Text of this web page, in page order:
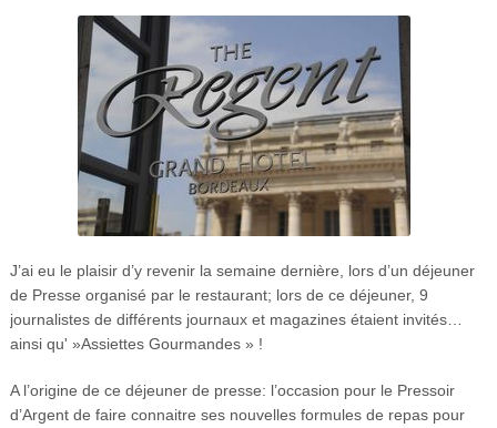
J’ai eu le plaisir d’y revenir la semaine dernière, lors d’un déjeuner
de Presse organisé par le restaurant; lors de ce déjeuner, 9
journalistes de différents journaux et magazines étaient invités…
ainsi qu' »Assiettes Gourmandes » !
A l’origine de ce déjeuner de presse: l’occasion pour le Pressoir
d’Argent de faire connaitre ses nouvelles formules de repas pour